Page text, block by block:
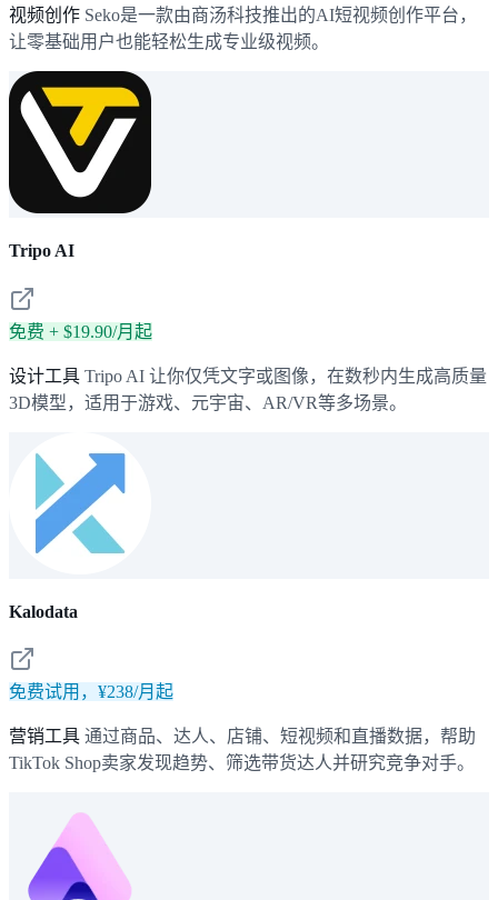
视频创作 Seko是一款由商汤科技推出的AI短视频创作平台，
让零基础用户也能轻松生成专业级视频。
Tripo AI
免费 + $19.90/月起
设计工具 Tripo AI 让你仅凭文字或图像，在数秒内生成高质量
3D模型，适用于游戏、元宇宙、AR/VR等多场景。
Kalodata
免费试用，¥238/月起
营销工具 通过商品、达人、店铺、短视频和直播数据，帮助
TikTok Shop卖家发现趋势、筛选带货达人并研究竞争对手。